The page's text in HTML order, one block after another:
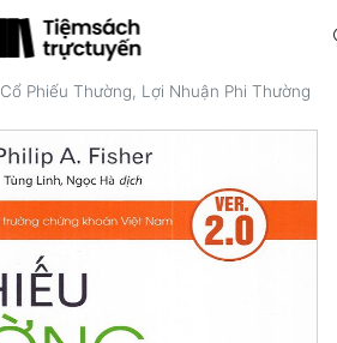
Cổ Phiếu Thường, Lợi Nhuận Phi Thường